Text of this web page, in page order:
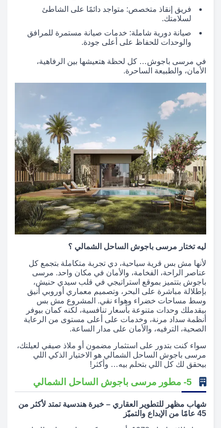
فريق إنقاذ متخصص: متواجد دائمًا على الشاطئ
لسلامتك.
صيانة دورية شاملة: خدمات صيانة مستمرة للمرافق
والوحدات للحفاظ على أعلى جودة.
في مرسى باجوش… كل لحظة هتعيشها بين الرفاهية،
الأمان، والطبيعة الساحرة.
ليه تختار مرسى باجوش الساحل الشمالي ؟
لأنها مش بس قرية سياحية، دي تجربة متكاملة بتجمع كل
عناصر الراحة، الفخامة، والأمان في مكان واحد. مرسى
باجوش بتتميز بموقع استراتيجي في قلب سيدي حنيش،
بإطلالة مباشرة على البحر، وتصميم معماري أوروبي أنيق
وسط مساحات خضراء وهواء نقي. المشروع مش بس
بيقدملك وحدات متنوعة بأسعار تنافسية، لكنه كمان بيوفر
أنظمة سداد مرنة، وخدمات على أعلى مستوى من الرعاية
الصحية، الترفيه، والأمان على مدار الساعة.
سواء كنت بتدور على استثمار مضمون أو ملاذ صيفي لعيلتك،
مرسى باجوش الساحل الشمالي هو الاختيار الذكي اللي
بيحقق لك كل اللي بتحلم بيه… وأكثر!
شهاب مظهر للتطوير العقاري – خبرة هندسية تمتد لأكثر من
45 عامًا من الإبداع والتميّز